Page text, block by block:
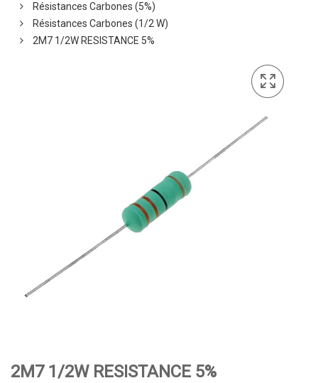
Résistances Carbones (5%)
Résistances Carbones (1/2 W)
2M7 1/2W RESISTANCE 5%
2M7 1/2W RESISTANCE 5%